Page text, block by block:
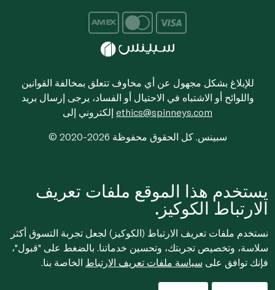
للإبلاغ بشكل مجهول عن أي مخاوف تتعلق بمخالفة القوانين
واللوائح أو الاشتباه في الاحتيال أو الفساد، يرجى إرسال بريد
ethics@spinneys.com
© 2020-2026 سبينس. كل الحقوق محفوظة
يستخدم هذا الموقع ملفات تعريف
الارتباط الكوكيز.
نستخدم ملفات تعريف الارتباط (الكوكيز) لجعل تجربة التسوق أكثر
سلاسة، وتخصيص تجربتك، وتحسين خدماتنا. بالضغط على "قبول"،
فإنك توافق على سياسة ملفات تعريف الارتباط الخاصة بنا.